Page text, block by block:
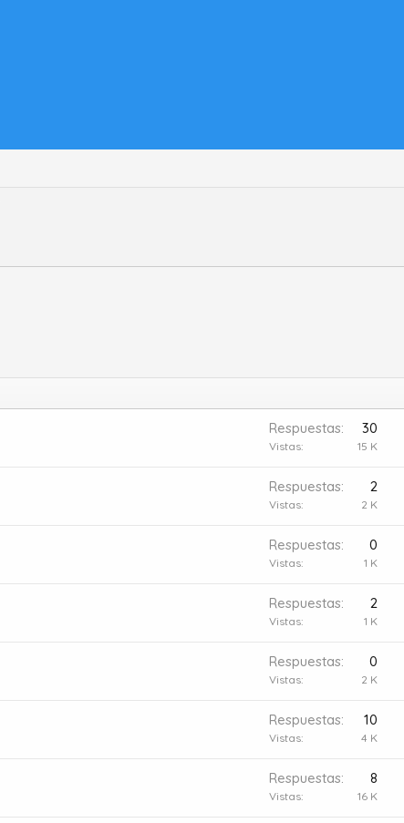
Respuestas 30
Vistas 15 K
Respuestas 2
Vistas 2 K
Respuestas 0
Vistas 1 K
Respuestas 2
Vistas 1 K
Respuestas 0
Vistas 2 K
Respuestas 10
Vistas 4 K
Respuestas 8
Vistas 16 K